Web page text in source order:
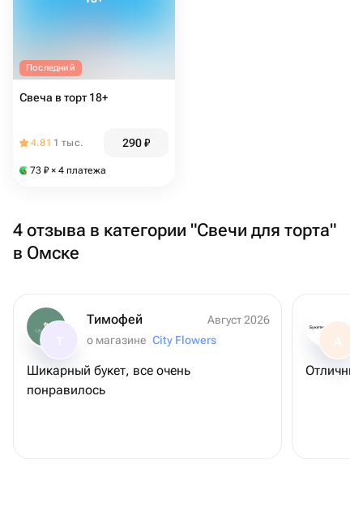
Последний
Свеча в торт 18+
4.81 1 тыс. 290₽
73 ₽ × 4 платежа
4 отзыва в категории "Свечи для торта"
в Омске
Тимофей
Август 2026
о магазине City Flowers
Шикарный букет, все очень
понравилось
Букетная лавка
А